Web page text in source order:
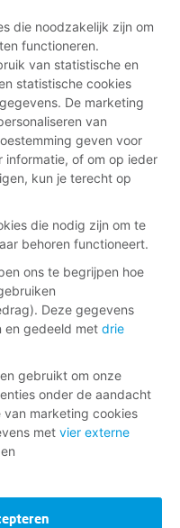
die noodzakelijk zijn om
functioneren.
van statistische en
statistische cookies
De marketing
van
geven voor
informatie, of om op ieder
kun je terecht op
die nodig zijn om te
behoren functioneert.
ons te begrijpen hoe
Deze gegevens
en gedeeld met drie
gebruikt om onze
onder de aandacht
marketing cookies
met vier externe